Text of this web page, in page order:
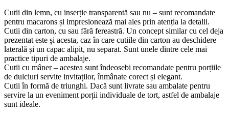
Cutii din lemn, cu inserție transparentă sau nu – sunt recomandate
pentru macarons și impresionează mai ales prin atenția la detalii.
Cutii din carton, cu sau fără fereastră. Un concept similar cu cel deja
prezentat este și acesta, caz în care cutiile din carton au deschidere
laterală și un capac alipit, nu separat. Sunt unele dintre cele mai
practice tipuri de ambalaje.
Cutii cu mâner – acestea sunt îndeosebi recomandate pentru porțiile
de dulciuri servite invitaților, înmânate corect și elegant.
Cutii în formă de triunghi. Dacă sunt livrate sau ambalate pentru
servire la un eveniment porții individuale de tort, astfel de ambalaje
sunt ideale.